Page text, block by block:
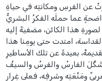
عن الفرسِ ومكانتِه في حياةِ
عما حملَه الفكرُ البشريُّ
هذا الكائن، مضفيةً إليه
امتدت حتى يومِنا هذا.
بعيدةً عن تلك الأساطيرِ
شَكَّلَ الفارسُ والفرسُ والسيفُ
ومَنْعَتِه وشرفِه، فعلى غِرارِ